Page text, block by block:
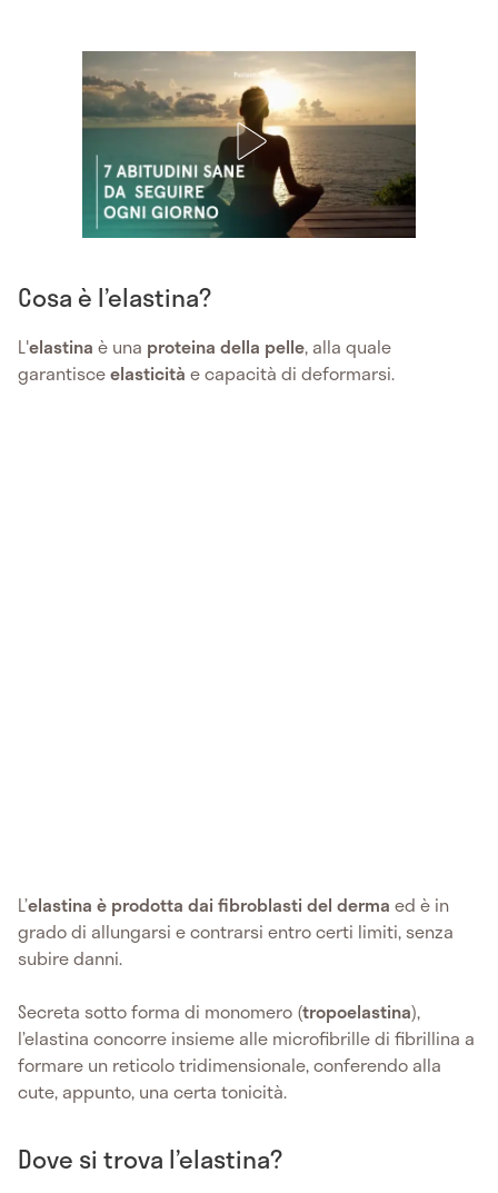
Cosa è l’elastina?
L'elastina è una proteina della pelle, alla quale
garantisceelasticità e capacità di deformarsi.
L’elastina è prodotta dai fibroblasti del derma ed è in
grado di allungarsi e contrarsi entro certi limiti, senza
subire danni.
Secreta sotto forma di monomero (tropoelastina),
l’elastina concorre insieme alle microfibrille di fibrillina a
formare un reticolo tridimensionale, conferendo alla
cute, appunto, una certa tonicità.
Dove si trova l’elastina?